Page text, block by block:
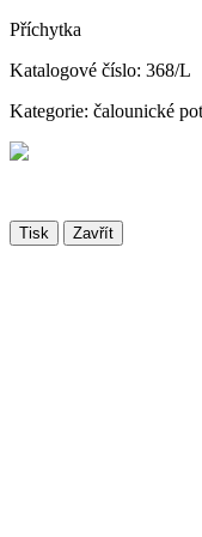
Příchytka
Katalogové číslo: 368/L
Kategorie: čalounické